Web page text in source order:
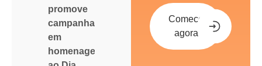
promove
campanha
em
homenagem
Comece
agora